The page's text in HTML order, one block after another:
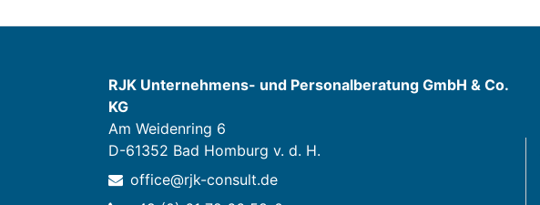
RJK Unternehmens- und Personalberatung GmbH & Co.
KG
Am Weidenring 6
D-61352 Bad Homburg v. d. H.
office@rjk-consult.de